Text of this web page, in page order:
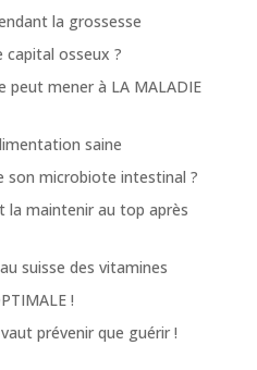
la grossesse
osseux ?
peut mener à LA MALADIE
saine
son microbiote intestinal ?
la maintenir au top après
suisse des vitamines
!
prévenir que guérir !